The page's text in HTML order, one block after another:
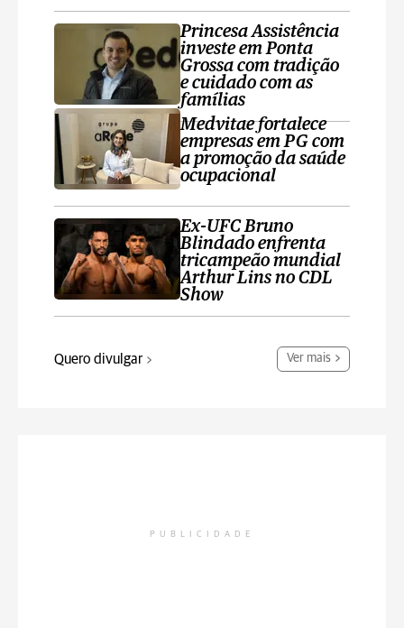
Princesa Assistência
investe em Ponta
Grossa com tradição
e cuidado com as
famílias
Medvitae fortalece
empresas em PG com
a promoção da saúde
ocupacional
Ex-UFC Bruno
Blindado enfrenta
tricampeão mundial
Arthur Lins no CDL
Show
Quero divulgar Ver mais
PUBLICIDADE